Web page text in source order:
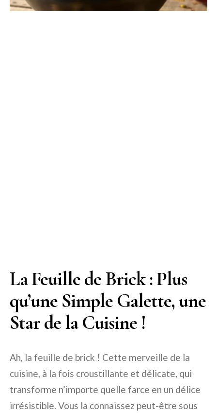
La Feuille de Brick : Plus
qu’une Simple Galette, une
Star de la Cuisine !
Ah, la feuille de brick ! Cette merveille de la
cuisine, à la fois croustillante et délicate, qui
transforme n’importe quelle farce en un délice
irrésistible. Vous la connaissez peut-être sous